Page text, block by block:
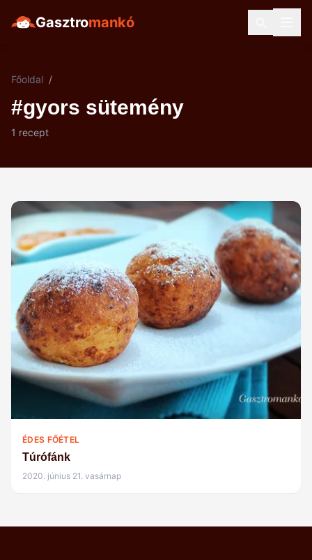
Gasztromankó
Főoldal /
#gyors sütemény
1 recept
ÉDES FŐÉTEL
Túrófánk
2020. június 21. vasárnap